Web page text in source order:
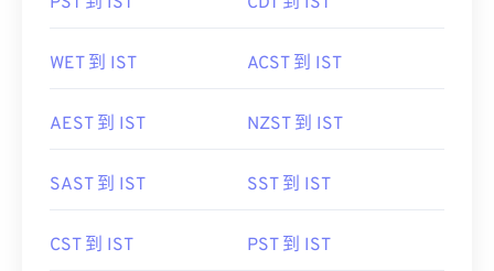
WET 到 IST ACST 到 IST
AEST 到 IST NZST 到 IST
SAST 到 IST SST 到 IST
CST 到 IST PST 到 IST